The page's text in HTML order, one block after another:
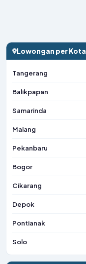
Lowongan per Kota
Tangerang
Balikpapan
Samarinda
Malang
Pekanbaru
Bogor
Cikarang
Depok
Pontianak
Solo